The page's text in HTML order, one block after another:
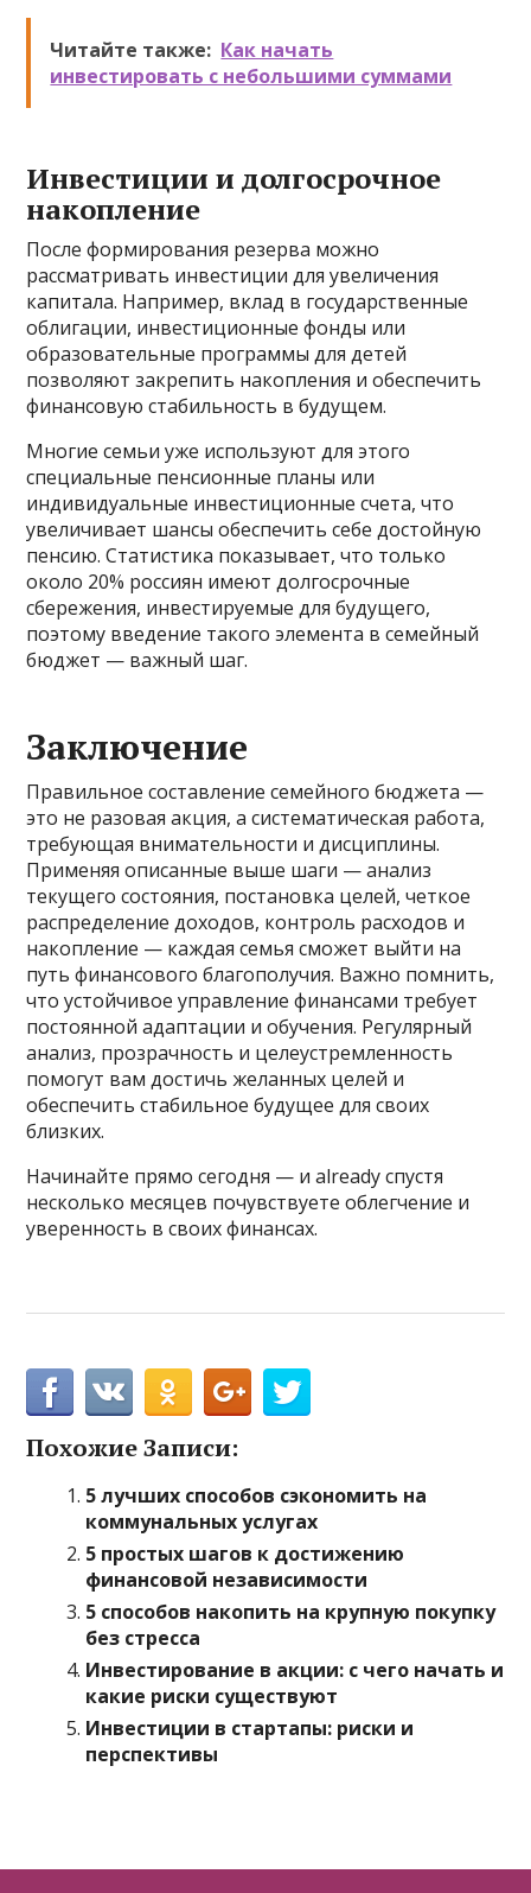
Читайте также: Как начать
инвестировать с небольшими суммами
Инвестиции и долгосрочное
накопление
После формирования резерва можно
рассматривать инвестиции для увеличения
капитала. Например, вклад в государственные
облигации, инвестиционные фонды или
образовательные программы для детей
позволяют закрепить накопления и обеспечить
финансовую стабильность в будущем.
Многие семьи уже используют для этого
специальные пенсионные планы или
индивидуальные инвестиционные счета, что
увеличивает шансы обеспечить себе достойную
пенсию. Статистика показывает, что только
около 20% россиян имеют долгосрочные
сбережения, инвестируемые для будущего,
поэтому введение такого элемента в семейный
бюджет — важный шаг.
Заключение
Правильное составление семейного бюджета —
это не разовая акция, а систематическая работа,
требующая внимательности и дисциплины.
Применяя описанные выше шаги — анализ
текущего состояния, постановка целей, четкое
распределение доходов, контроль расходов и
накопление — каждая семья сможет выйти на
путь финансового благополучия. Важно помнить,
что устойчивое управление финансами требует
постоянной адаптации и обучения. Регулярный
анализ, прозрачность и целеустремленность
помогут вам достичь желанных целей и
обеспечить стабильное будущее для своих
близких.
Начинайте прямо сегодня — и already спустя
несколько месяцев почувствуете облегчение и
уверенность в своих финансах.
Похожие Записи:
5 лучших способов сэкономить на
коммунальных услугах
5 простых шагов к достижению
финансовой независимости
5 способов накопить на крупную покупку
без стресса
Инвестирование в акции: с чего начать и
какие риски существуют
Инвестиции в стартапы: риски и
перспективы